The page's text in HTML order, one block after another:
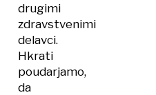
drugimi
zdravstvenimi
delavci.
Hkrati
poudarjamo,
da